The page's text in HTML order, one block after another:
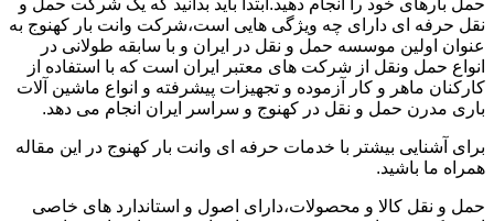
حمل بارهای خود را انجام دهید.ابتدا باید بدانید که یک شرکت حمل و
نقل حرفه ای دارای چه ویژگی هایی است،شرکت وانت بار کهنوج به
عنوان اولین موسسه حمل و نقل در ایران و با سابقه طولانی در
انواع حمل ونقل از شرکت های معتبر ایران است که با استفاده از
کارکنان ماهر و کار آزموده و تجهیزات پیشرفته و انواع ماشین آلات
باری مدرن حمل و نقل در کهنوج و سراسر ایران انجام می دهد.
برای آشنایی بیشتر با خدمات حرفه ای وانت بار کهنوج در این مقاله
همراه ما باشید.
حمل و نقل کالا و محصولات،دارای اصول و استاندارد های خاصی